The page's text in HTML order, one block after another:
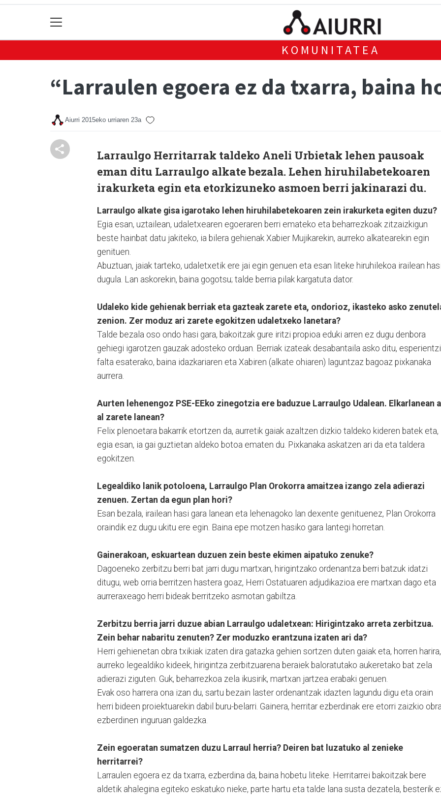
KOMUNITATEA
“Larraulen egoera ez da txarra, baina
Aiurri 2015eko urriaren 23a
Larraulgo Herritarrak taldeko Aneli Urbietak lehen pausoak
eman ditu Larraulgo alkate bezala. Lehen hiruhilabetekoaren
irakurketa egin eta etorkizuneko asmoen berri jakinarazi du.
Larraulgo alkate gisa igarotako lehen hiruhilabetekoaren zein irakurketa egiten duzu?
Egia esan, uztailean, udaletxearen egoeraren berri emateko eta beharrezkoak zitzaizkigun
beste hainbat datu jakiteko, ia bilera gehienak Xabier Mujikarekin, aurreko alkatearekin egin
genituen.
Abuztuan, jaiak tarteko, udaletxetik ere jai egin genuen eta esan liteke hiruhilekoa irailean
dugula. Lan askorekin, baina gogotsu; talde berria pilak kargatuta dator.
Udaleko kide gehienak berriak eta gazteak zarete eta, ondorioz, ikasteko asko
zenion. Zer moduz ari zarete egokitzen udaletxeko lanetara?
Talde bezala oso ondo hasi gara, bakoitzak gure iritzi propioa eduki arren ez dugu denbora
gehiegi igarotzen gauzak adosteko orduan. Berriak izateak desabantaila asko ditu, esperientzi
falta esaterako, baina idazkariaren eta Xabiren (alkate ohiaren) laguntzaz bagoaz pixkanaka
aurrera.
Aurten lehenengoz PSE-EEko zinegotzia ere baduzue Larraulgo Udalean. Elkarlanean
al zarete lanean?
Felix plenoetara bakarrik etortzen da, aurretik gaiak azaltzen dizkio taldeko kideren batek eta,
egia esan, ia gai guztietan aldeko botoa ematen du. Pixkanaka askatzen ari da eta taldera
egokitzen.
Legealdiko lanik potoloena, Larraulgo Plan Orokorra amaitzea izango zela adierazi
zenuen. Zertan da egun plan hori?
Esan bezala, irailean hasi gara lanean eta lehenagoko lan dexente genituenez, Plan Orokorra
oraindik ez dugu ukitu ere egin. Baina epe motzen hasiko gara lantegi horretan.
Gainerakoan, eskuartean duzuen zein beste ekimen aipatuko zenuke?
Dagoeneko zerbitzu berri bat jarri dugu martxan, hirigintzako ordenantza berri batzuk idatzi
ditugu, web orria berritzen hastera goaz, Herri Ostatuaren adjudikazioa ere martxan dago eta
aurreraxeago herri bideak berritzeko asmotan gabiltza.
Zerbitzu berria jarri duzue abian Larraulgo udaletxean: Hirigintzako arreta zerbitzua.
Zein behar nabaritu zenuten? Zer moduzko erantzuna izaten ari da?
Herri gehienetan obra txikiak izaten dira gatazka gehien sortzen duten gaiak eta, horren harira,
aurreko legealdiko kideek, hirigintza zerbitzuarena beraiek baloratutako aukeretako bat zela
adierazi ziguten. Guk, beharrezkoa zela ikusirik, martxan jartzea erabaki genuen.
Evak oso harrera ona izan du, sartu bezain laster ordenantzak idazten lagundu digu eta orain
herri bideen proiektuarekin dabil buru-belarri. Gainera, herritar ezberdinak ere etorri zaizkio
ezberdinen inguruan galdezka.
Zein egoeratan sumatzen duzu Larraul herria? Deiren bat luzatuko al zenieke
herritarrei?
Larraulen egoera ez da txarra, ezberdina da, baina hobetu liteke. Herritarrei bakoitzak bere
aldetik ahalegina egiteko eskatuko nieke, parte hartu eta talde lana susta dezatela, besterik